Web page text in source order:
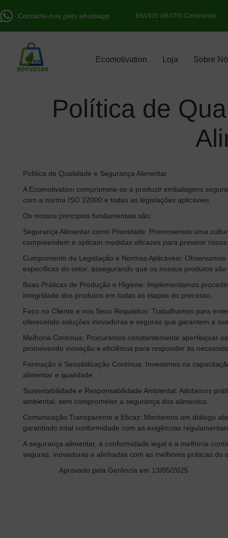
Contacte-nos pelo whatsapp ENVIOS GRÁTIS-Continental
Ecomotivation Loja Sobre
Política de
Política de Qualidade e Segurança Alimentar
A Ecomotivation compromete-se a produzir embalagens
com a norma ISO 22000 e todas as legislações aplicáveis.
Os nossos princípios fundamentais são:
Segurança Alimentar como Prioridade: Promovemos uma
compreendem e aplicam medidas eficazes para prevenir
Cumprimento da Legislação e Normas Aplicáveis:
específicas do setor, assegurando que os nossos produtos
Boas Práticas de Produção e Higiene: Implementamos
integridade dos produtos em todas as etapas do processo.
Foco no Cliente e nos Seus Requisitos: Trabalhamos para
oferecendo soluções inovadoras e seguras que garantem a
Melhoria Contínua: Procuramos constantemente aperfeiçoar
promovendo inovação e eficiência para responder às
Formação e Sensibilização Contínua: Investimos na
alimentar e qualidade.
Sustentabilidade e Responsabilidade Ambiental: Adotamos
ambiental, sem comprometer a segurança dos alimentos.
Comunicação Transparente e Eficaz: Mantemos um diálogo
garantindo total conformidade com as exigências
A segurança alimentar, a conformidade legal e a melhoria
seguras, inovadoras e alinhadas com as melhores práticas do
Aprovado pela Gerência em 13/05/2025